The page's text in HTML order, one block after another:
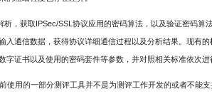
，获取IPSec/SSL协议应用的密码算法，以及验证密码算
通信数据，获得协议详细通信过程以及分析结果。现有
证书以及使用的密码套件等参数，并对照相关标准依次进
前使用的一部分测评工具并不是为测评工作开发的或者不能